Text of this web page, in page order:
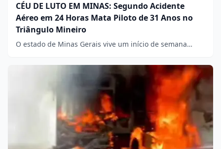
CÉU DE LUTO EM MINAS: Segundo Acidente
Aéreo em 24 Horas Mata Piloto de 31 Anos no
Triângulo Mineiro
O estado de Minas Gerais vive um início de semana…